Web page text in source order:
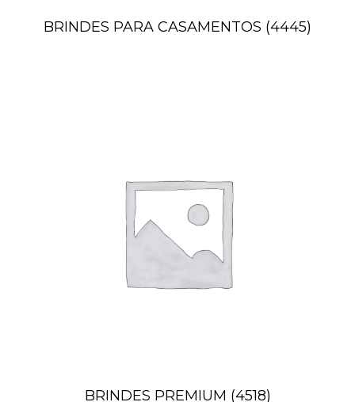
BRINDES PARA CASAMENTOS (4445)
BRINDES PREMIUM (4518)